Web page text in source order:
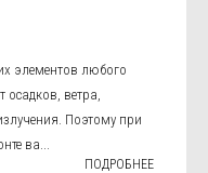
элементов любого
ветра,
Поэтому при
ва...
ПОДРОБНЕЕ